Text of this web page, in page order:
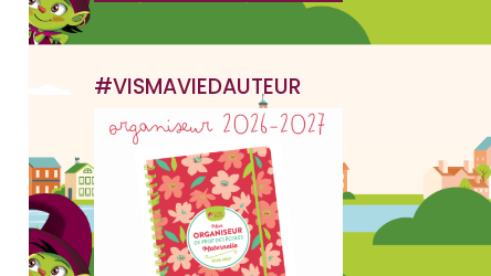
#VISMAVIEDAUTEUR